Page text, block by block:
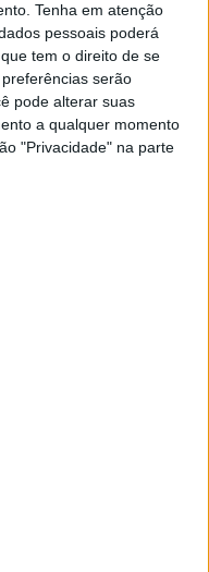
Tenha em atenção
pessoais poderá
tem o direito de se
serão
pode alterar suas
a qualquer momento
"Privacidade" na parte
da Beira